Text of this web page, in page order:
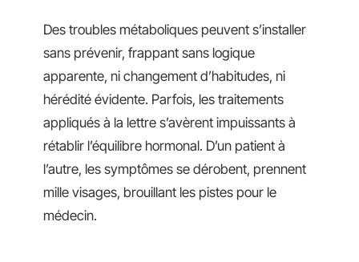
Des troubles métaboliques peuvent s’installer
sans prévenir, frappant sans logique
apparente, ni changement d’habitudes, ni
hérédité évidente. Parfois, les traitements
appliqués à la lettre s’avèrent impuissants à
rétablir l’équilibre hormonal. D’un patient à
l’autre, les symptômes se dérobent, prennent
mille visages, brouillant les pistes pour le
médecin.